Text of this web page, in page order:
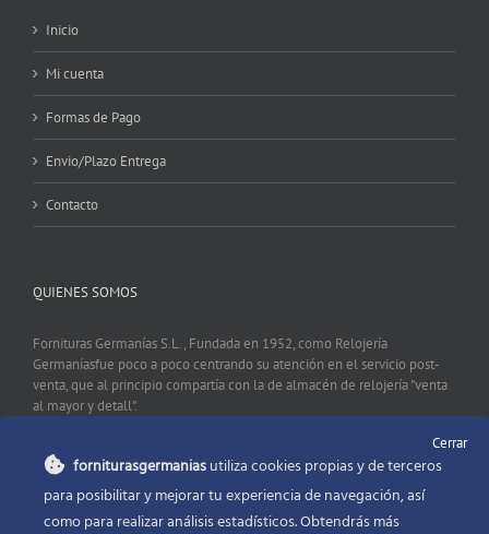
Inicio
Mi cuenta
Formas de Pago
Envio/Plazo Entrega
Contacto
QUIENES SOMOS
Fornituras Germanías S.L., Fundada en 1952, como Relojería
Germaníasfue poco a poco centrando su atención en el servicio post-
venta, que al principio compartía con la de almacén de relojería "venta
al mayor y detall".
CONTACTO
Cerrar
forniturasgermaniasutiliza cookies propias y de terceros
para posibilitar y mejorar tu experiencia de navegación, así
como para realizar análisis estadísticos. Obtendrás más